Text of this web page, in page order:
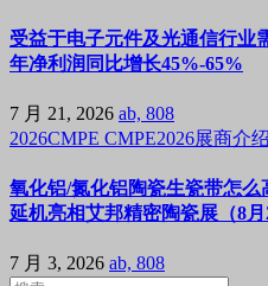
受益于电子元件及光通信行业
年净利润同比增长45%-65%
7 月 21, 2026 ab, 808
2026CMPE CMPE2026展商介绍
氧化铝/氮化铝陶瓷生瓷带怎
延机亮相艾邦精密陶瓷展（8月
7 月 3, 2026 ab, 808